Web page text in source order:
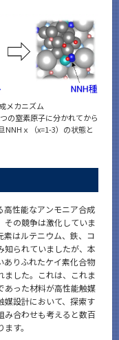
メカニズム
の窒素原子に分かれてから
NNHｘ（x=1-3）の状態と
高性能なアンモニア合成
その競争は激化していま
素はルテニウム、鉄、コ
知られていましたが、本
ありふれたケイ素化合物
ました。これは、これま
あった材料が高性能触媒
媒設計において、探索す
み合わせも考えると数百
す。